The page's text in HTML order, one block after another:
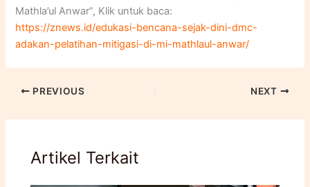
Mathla’ul Anwar”, Klik untuk baca:
https://znews.id/edukasi-bencana-sejak-dini-dmc-
adakan-pelatihan-mitigasi-di-mi-mathlaul-anwar/
PREVIOUS NEXT
Artikel Terkait